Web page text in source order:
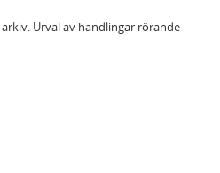
Urval av handlingar rörande